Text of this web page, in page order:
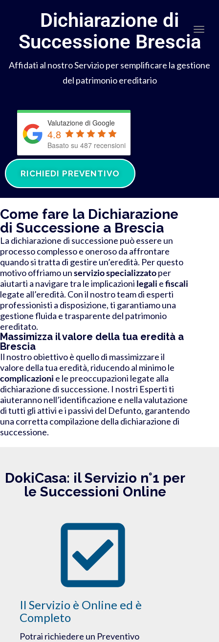
Dichiarazione di
Successione Brescia
Affidati al nostro Servizio per semplificare la gestione
del patrimonio ereditario
Valutazione di Google
4.8
Basato su 487 recensioni
RICHIEDI PREVENTIVO
Come fare la Dichiarazione
di Successione a Brescia
La dichiarazione di successione può essere un
processo complesso e oneroso da affrontare
quando si tratta di gestire un’eredità. Per questo
motivo offriamo unservizio specializzatoper
aiutarti a navigare tra le implicazioni legali efiscali
legate all’eredità. Con il nostro team di esperti
professionisti a disposizione, ti garantiamo una
gestione fluida e trasparente del patrimonio
ereditato.
Massimizza il valore della tua eredità a
Brescia
Il nostro obiettivo è quello di massimizzare il
valore della tua eredità, riducendo al minimo le
complicazioni e le preoccupazioni legate alla
dichiarazione di successione. I nostri Esperti ti
aiuteranno nell’identificazione e nella valutazione
di tutti gli attivi e i passivi del Defunto, garantendo
una corretta compilazione della dichiarazione di
successione.
DokiCasa: il Servizio n°1 per
le Successioni Online
Il Servizio è Online ed è
Completo
Potrai richiedere un Preventivo